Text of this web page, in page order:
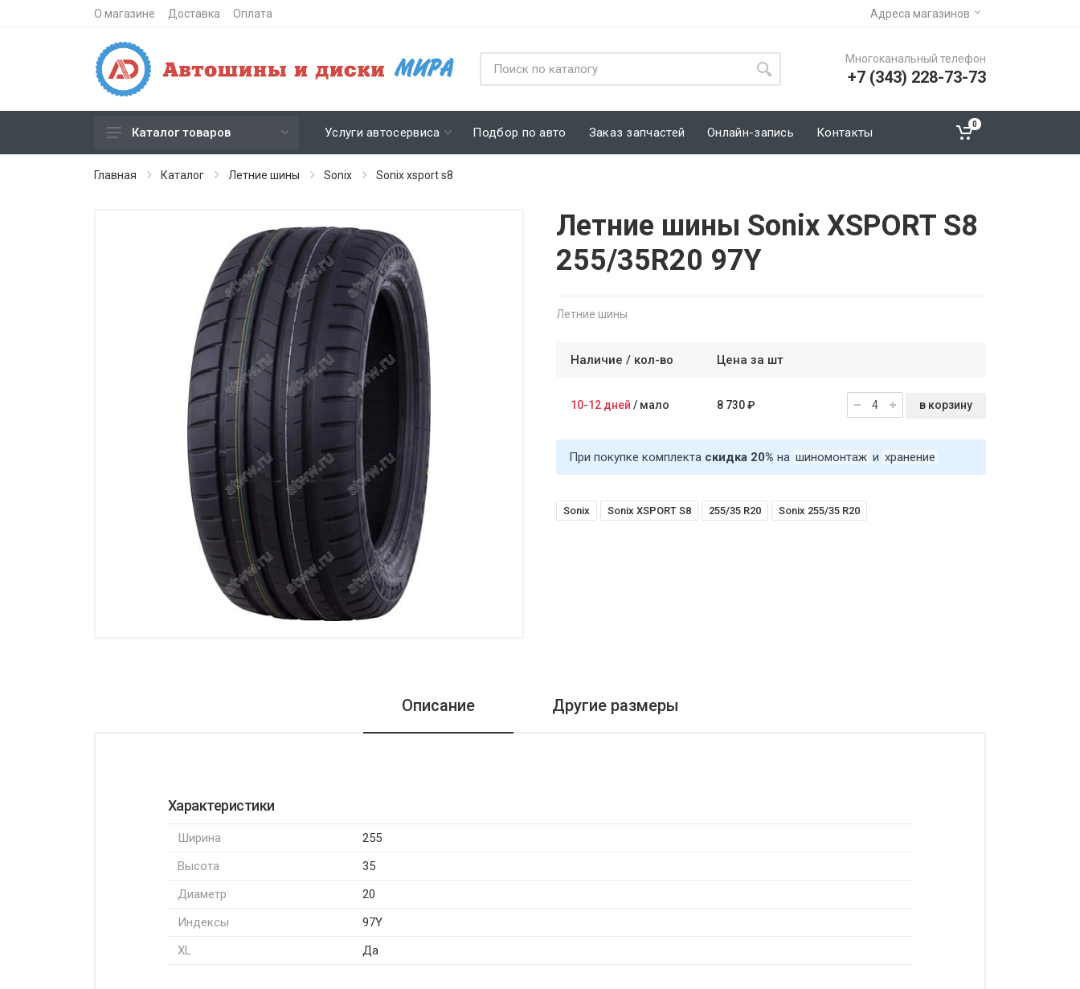
О магазине Доставка Оплата Адреса магазинов
Многоканальный телефон
+7 (343) 228-73-73
Зимние шипованные шины
Штампованные диски
Каталог товаров Услуги автосервиса Подбор по авто Заказ запчастей Онлайн-запись Контакты
0
Главная Каталог Летние шины Sonix Sonix xsport s8
Летние шины Sonix XSPORT S8
255/35R20 97Y
Летние шины
Наличие / кол-во Цена за шт
10-12 дней / мало 8 730 ₽ в корзину
При покупке комплекта скидка 20% на шиномонтаж и хранение
Sonix Sonix XSPORT S8 255/35 R20 Sonix 255/35 R20
Описание Другие размеры
Характеристики
Ширина
255
Высота
35
Диаметр
20
Индексы
97Y
XL
Да